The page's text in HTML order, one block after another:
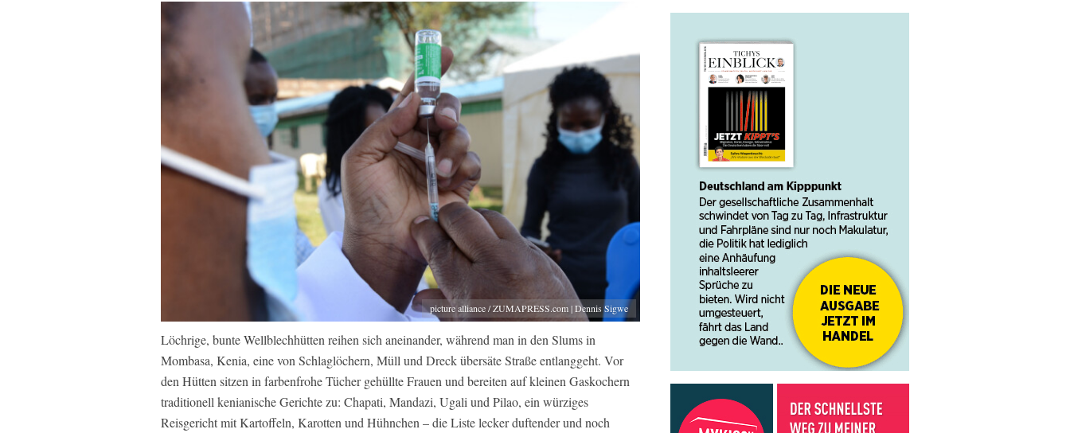
picture alliance / ZUMAPRESS.com | Dennis Sigwe
Löchrige, bunte Wellblechhütten reihen sich aneinander, während man in den Slums in
Mombasa, Kenia, eine von Schlaglöchern, Müll und Dreck übersäte Straße entlanggeht. Vor
den Hütten sitzen in farbenfrohe Tücher gehüllte Frauen und bereiten auf kleinen Gaskochern
traditionell kenianische Gerichte zu: Chapati, Mandazi, Ugali und Pilao, ein würziges
Reisgericht mit Kartoffeln, Karotten und Hühnchen – die Liste lecker duftender und noch